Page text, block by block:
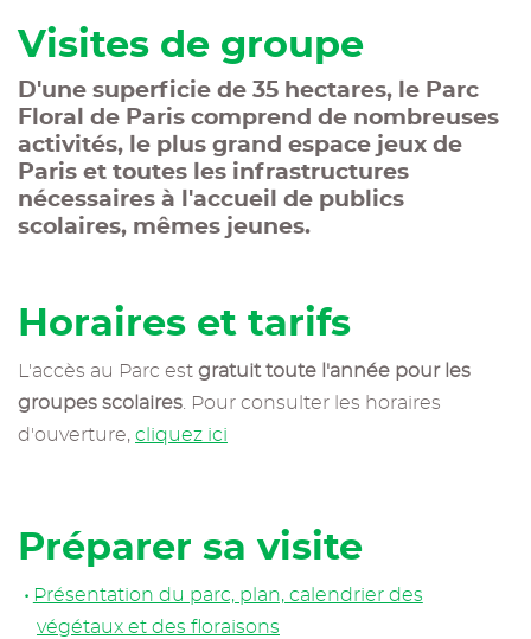
Visites de groupe
D'une superficie de 35 hectares, le Parc
Floral de Paris comprend de nombreuses
activités, le plus grand espace jeux de
Paris et toutes les infrastructures
nécessaires à l'accueil de publics
scolaires, mêmes jeunes.
Horaires et tarifs
L'accès au Parc est gratuit toute l'année pour les
groupes scolaires . Pour consulter les horaires
d'ouverture, cliquez ici
Préparer sa visite
Présentation du parc, plan, calendrier des
végétaux et des floraisons